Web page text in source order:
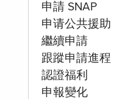
申請 SNAP
申请公共援助
繼續申請
跟蹤申請進程
認證福利
申報變化